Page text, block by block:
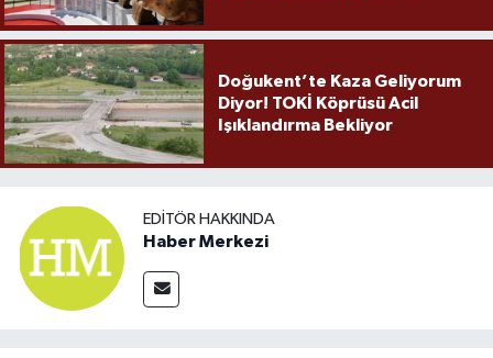
Doğukent’te Kaza Geliyorum
Diyor! TOKİ Köprüsü Acil
Işıklandırma Bekliyor
EDITÖR HAKKINDA
Haber Merkezi